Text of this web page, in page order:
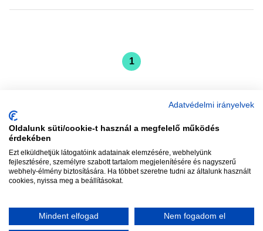
1
Szerkesztőség:szerk@vadhajtasok.hu
Modi:moderator@vadhajtasok.hu
AdatvédelemImpresszumSzerzői jogok
Adatvédelmi irányelvek
Oldalunk süti/cookie-t használ a megfelelő működés
érdekében
Ezt elküldhetjük látogatóink adatainak elemzésére, webhelyünk
fejlesztésére, személyre szabott tartalom megjelenítésére és nagyszerű
webhely-élmény biztosítására. Ha többet szeretne tudni az általunk használt
cookies, nyissa meg a beállításokat.
Mindent elfogad Nem fogadom el